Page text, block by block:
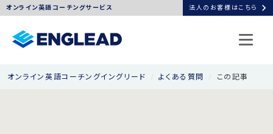
オンライン英語コーチングサービス 法人のお客様はこちら chevron_right
オンライン英語コーチングイングリード よくある質問 この記事